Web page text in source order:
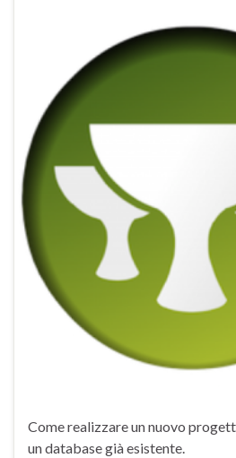
Come realizzare un nuovo
un database già esistente.